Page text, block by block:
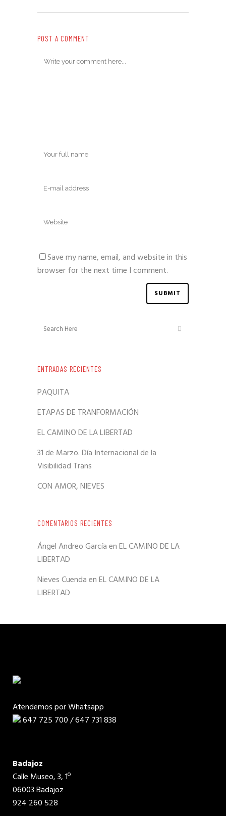
POST A COMMENT
Save my name, email, and website in this
browser for the next time I comment.
ENTRADAS RECIENTES
PAQUITA
ETAPAS DE TRANFORMACIÓN
EL CAMINO DE LA LIBERTAD
31 de Marzo. Día Internacional de la
Visibilidad Trans
CON AMOR, NIEVES
COMENTARIOS RECIENTES
Ángel Andreo GarcíaenEL CAMINO DE LA
LIBERTAD
Nieves CuendaenEL CAMINO DE LA
LIBERTAD
Atendemos por Whatsapp
647 725 700 / 647 731 838
Badajoz
Calle Museo, 3, 1º
06003 Badajoz
924 260 528